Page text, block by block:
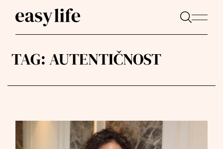
TAG: AUTENTIČNOST